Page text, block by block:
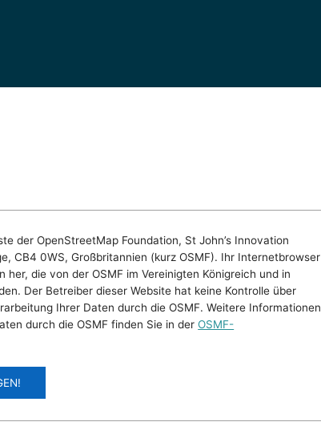
der OpenStreetMap Foundation, St John’s Innovation
CB4 0WS, Großbritannien (kurz OSMF). Ihr Internetbrowser
her, die von der OSMF im Vereinigten Königreich und in
Der Betreiber dieser Website hat keine Kontrolle über
Ihrer Daten durch die OSMF. Weitere Informationen
durch die OSMF finden Sie in derOSMF-